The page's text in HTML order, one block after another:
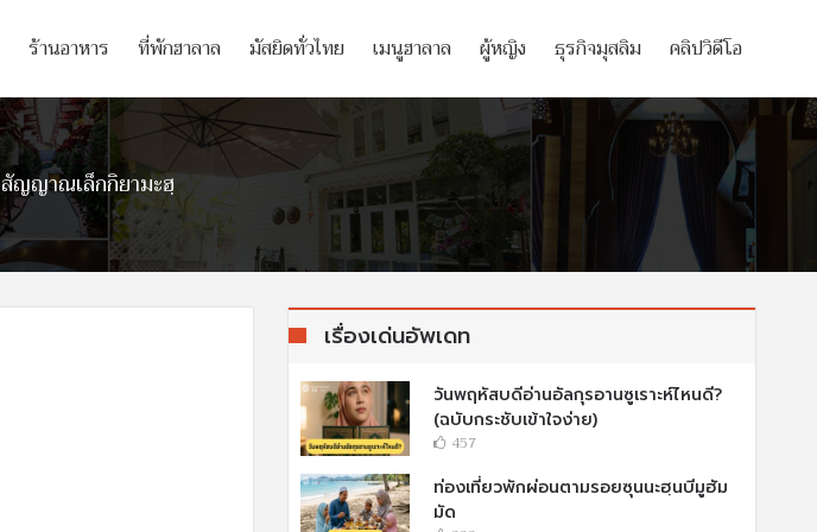
ร้านอาหาร ที่พักฮาลาล มัสยิดทั่วไทย เมนูฮาลาล ผู้หญิง ธุรกิจมุสลิม คลิปวิดีโอ
สัญญาณเล็กกิยามะฮฺ
เรื่องเด่นอัพเดท
วันพฤหัสบดีอ่านอัลกุรอานซูเราะห์ไหนดี?
(ฉบับกระชับเข้าใจง่าย)
457
ท่องเที่ยวพักผ่อนตามรอยซุนนะฮฺนบีมูฮัม
มัด